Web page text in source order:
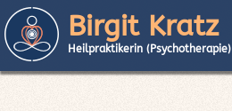
Birgit Kratz
Heilpraktikerin (Psychotherapie)